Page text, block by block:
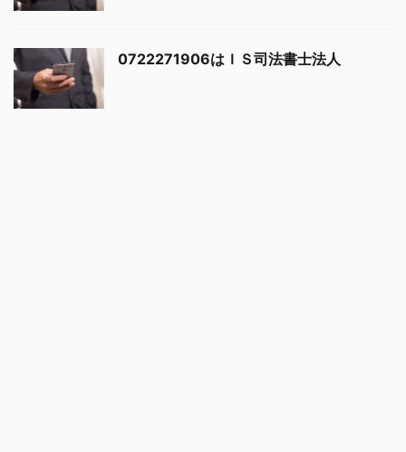
0722271906はＩＳ司法書士法人